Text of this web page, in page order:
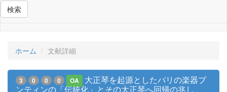
検索
ホーム 文献詳細
3 0 0 0 OA
大正琴を起源としたバリの楽器プ
ンティンの「伝統化」とその大正琴へ回帰の兆し